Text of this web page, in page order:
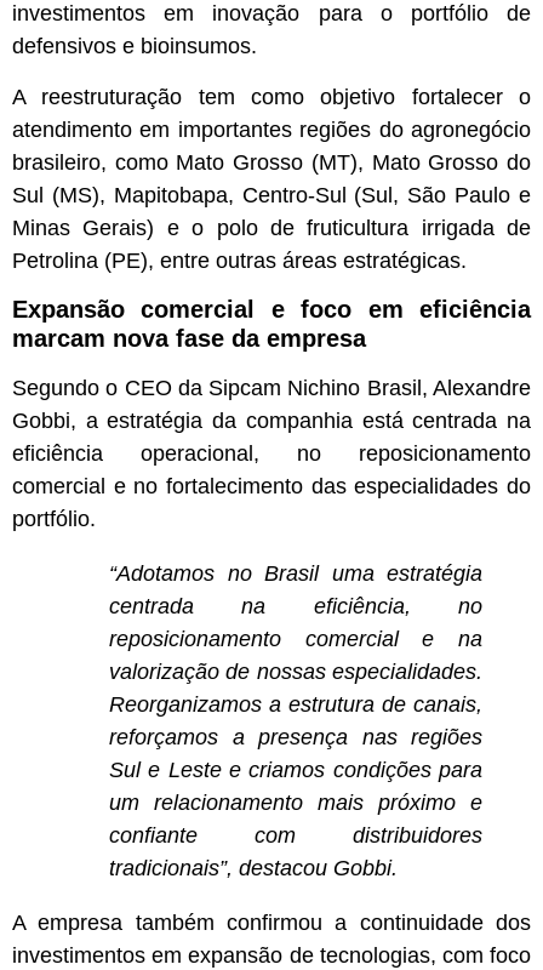
investimentos em inovação para o portfólio de
defensivos e bioinsumos.
A reestruturação tem como objetivo fortalecer o
atendimento em importantes regiões do agronegócio
brasileiro, como Mato Grosso (MT), Mato Grosso do
Sul (MS), Mapitobapa, Centro-Sul (Sul, São Paulo e
Minas Gerais) e o polo de fruticultura irrigada de
Petrolina (PE), entre outras áreas estratégicas.
Expansão comercial e foco em eficiência
marcam nova fase da empresa
Segundo o CEO da Sipcam Nichino Brasil, Alexandre
Gobbi, a estratégia da companhia está centrada na
eficiência operacional, no reposicionamento
comercial e no fortalecimento das especialidades do
portfólio.
“Adotamos no Brasil uma estratégia
centrada na eficiência, no
reposicionamento comercial e na
valorização de nossas especialidades.
Reorganizamos a estrutura de canais,
reforçamos a presença nas regiões
Sul e Leste e criamos condições para
um relacionamento mais próximo e
confiante com distribuidores
tradicionais”, destacou Gobbi.
A empresa também confirmou a continuidade dos
investimentos em expansão de tecnologias, com foco